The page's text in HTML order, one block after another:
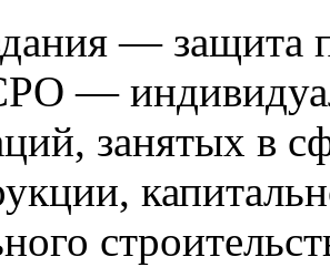
— защита
—
занятых в